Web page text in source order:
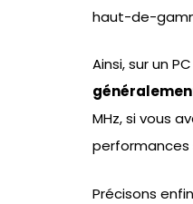
haut-de-
Ainsi, sur un
MHz, si vous
performances
Précisons